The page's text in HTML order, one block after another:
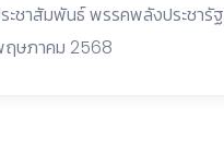
ะชาสัมพันธ์ พรรคพลังประชารัฐ
ฤษภาคม 2568